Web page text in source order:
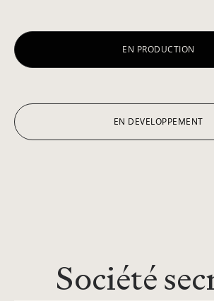
EN PRODUCTION
EN DEVELOPPEMENT
Société